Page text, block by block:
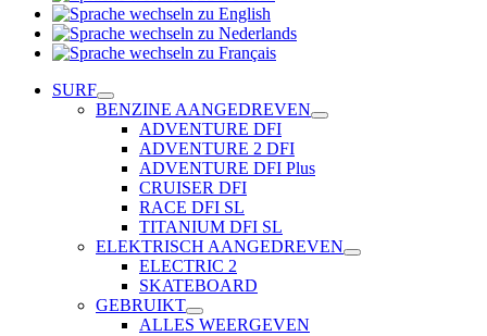
zu
Deutsch
wechseln
zu
Sprache
Sprache
Français
SURF
BENZINE AANGEDREVEN
ADVENTURE DFI
ADVENTURE 2 DFI
ADVENTURE DFI Plus
CRUISER DFI
RACE DFI SL
TITANIUM DFI SL
ELEKTRISCH AANGEDREVEN
ELECTRIC 2
SKATEBOARD
GEBRUIKT
ALLES WEERGEVEN